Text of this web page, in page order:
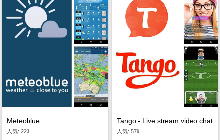
Meteoblue
人気: 223
Tango - Live stream video chat
人気: 579